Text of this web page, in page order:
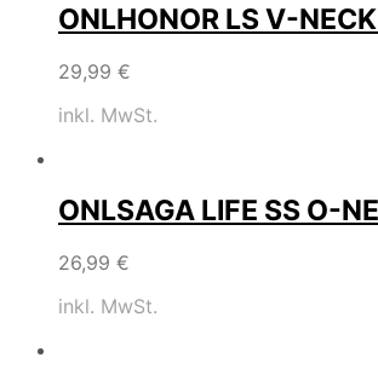
ONLHONOR LS V-
29,99 €
inkl. MwSt.
ONLSAGA LIFE SS O-
26,99 €
inkl. MwSt.